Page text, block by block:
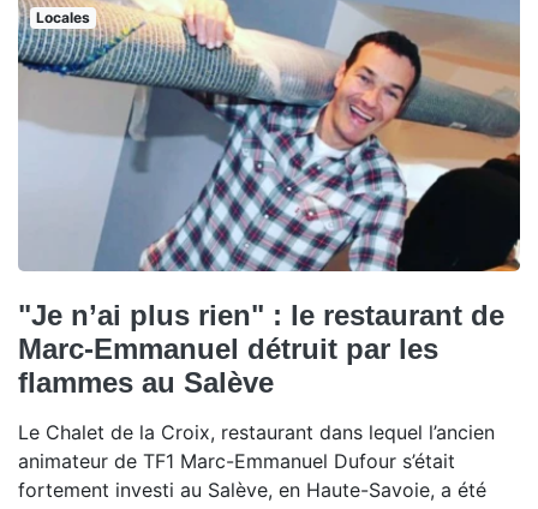
Locales
"Je n’ai plus rien" : le restaurant de
Marc-Emmanuel détruit par les
flammes au Salève
Le Chalet de la Croix, restaurant dans lequel l’ancien
animateur de TF1 Marc-Emmanuel Dufour s’était
fortement investi au Salève, en Haute-Savoie, a été